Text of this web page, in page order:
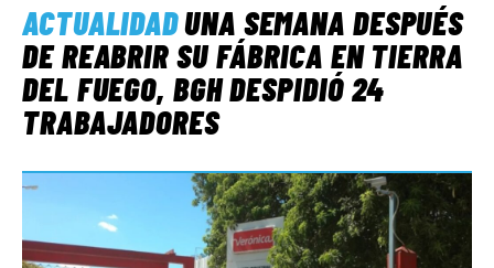
ACTUALIDADUNA SEMANA DESPUÉS
DE REABRIR SU FÁBRICA EN TIERRA
DEL FUEGO, BGH DESPIDIÓ 24
TRABAJADORES